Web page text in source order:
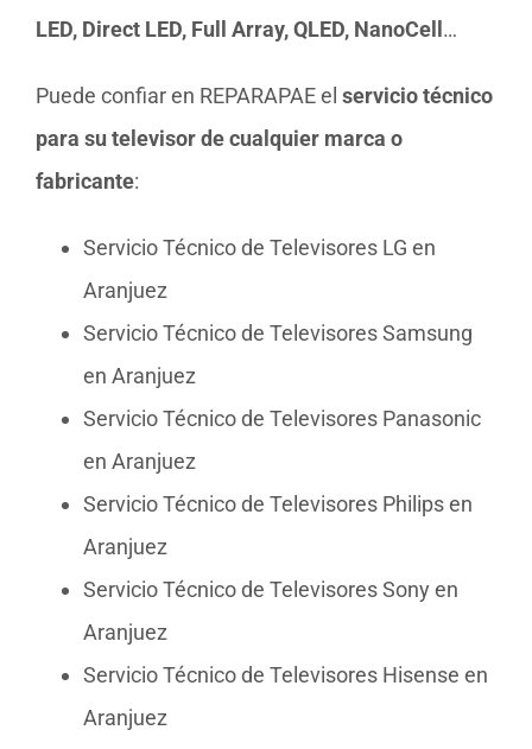
LED, Direct LED, Full Array, QLED, NanoCell…
Puede confiar en REPARAPAE el servicio técnico
para su televisor de cualquier marca o
fabricante:
Servicio Técnico de Televisores LG en
Aranjuez
Servicio Técnico de Televisores Samsung
en Aranjuez
Servicio Técnico de Televisores Panasonic
en Aranjuez
Servicio Técnico de Televisores Philips en
Aranjuez
Servicio Técnico de Televisores Sony en
Aranjuez
Servicio Técnico de Televisores Hisense en
Aranjuez